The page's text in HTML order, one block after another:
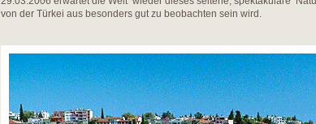
von der Türkei aus besonders gut zu beobachten sein wird.